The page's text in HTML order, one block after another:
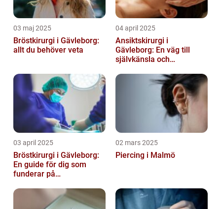
03 maj 2025
Bröstkirurgi i Gävleborg:
allt du behöver veta
04 april 2025
Ansiktskirurgi i
Gävleborg: En väg till
självkänsla och
03 april 2025
Bröstkirurgi i Gävleborg:
En guide för dig som
funderar på
02 mars 2025
Piercing i Malmö